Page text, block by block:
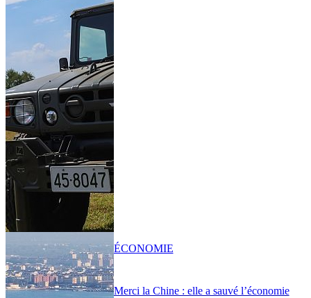
Merci la Chine : elle a sauvé l’économie
ÉCONOMIE